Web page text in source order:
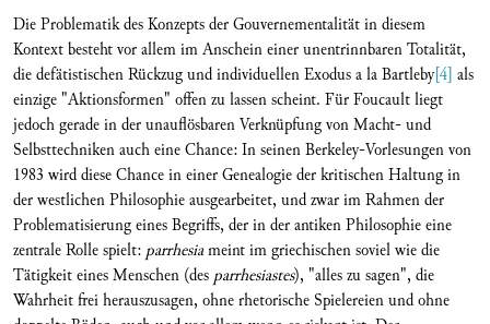
Die Problematik des Konzepts der Gouvernementalität in diesem
Kontext besteht vor allem im Anschein einer unentrinnbaren Totalität,
die defätistischen Rückzug und individuellen Exodus a la Bartleby[4] als
einzige "Aktionsformen" offen zu lassen scheint. Für Foucault liegt
jedoch gerade in der unauflösbaren Verknüpfung von Macht- und
Selbsttechniken auch eine Chance: In seinen Berkeley-Vorlesungen von
1983 wird diese Chance in einer Genealogie der kritischen Haltung in
der westlichen Philosophie ausgearbeitet, und zwar im Rahmen der
Problematisierung eines Begriffs, der in der antiken Philosophie eine
zentrale Rolle spielt: parrhesiameint im griechischen soviel wie die
Tätigkeit eines Menschen (des parrhesiastes), "alles zu sagen", die
Wahrheit frei herauszusagen, ohne rhetorische Spielereien und ohne